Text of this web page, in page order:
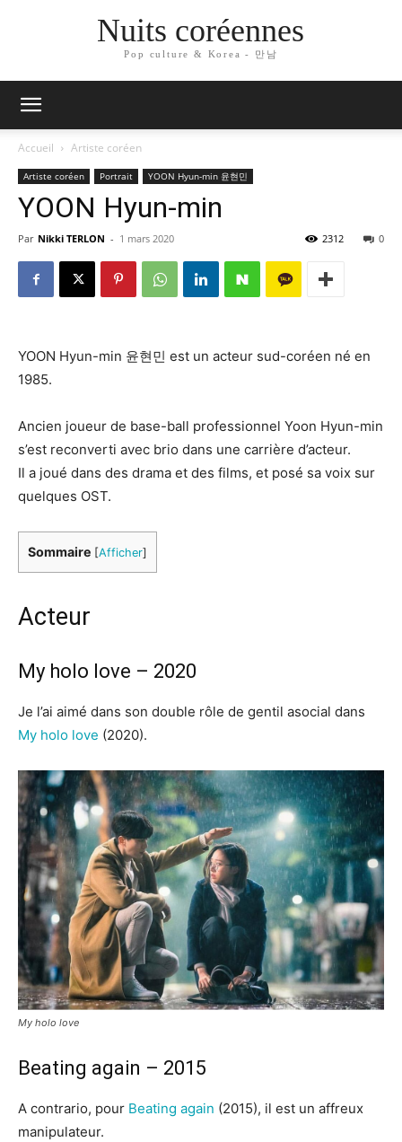
Nuits coréennes
Pop culture & Korea - 만남
Accueil Artiste coréen
Artiste coréen Portrait YOON Hyun-min 윤현민
YOON Hyun-min
Par Nikki TERLON - 1 mars 2020 0
2312
YOON Hyun-min 윤현민 est un acteur sud-coréen né en
1985.
Ancien joueur de base-ball professionnel Yoon Hyun-min
s’est reconverti avec brio dans une carrière d’acteur.
Il a joué dans des drama et des films, et posé sa voix sur
quelques OST.
Sommaire [Afficher]
Acteur
My holo love – 2020
Je l’ai aimé dans son double rôle de gentil asocial dans
My holo love (2020).
My holo love
Beating again – 2015
A contrario, pour Beating again (2015), il est un affreux
manipulateur.